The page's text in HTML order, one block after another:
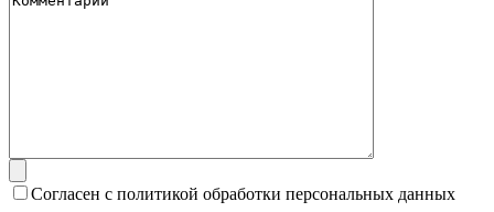
Согласен с политикой обработки персональных данных